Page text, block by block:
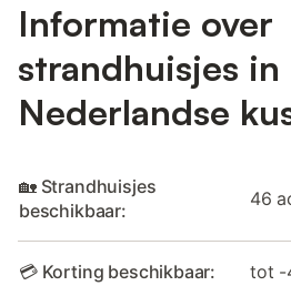
Informatie over
strandhuisjes in
Nederlandse
🏡 Strandhuisjes
beschikbaar:
46
💳 Korting beschikbaar: tot -